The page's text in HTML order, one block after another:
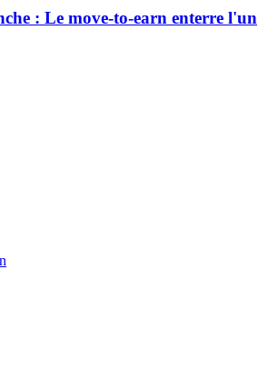
: Le move-to-earn enterre l'un